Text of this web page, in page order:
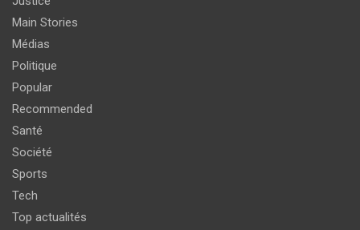
Main Stories
Médias
Politique
Popular
Recommended
Santé
Société
Sports
Tech
Top actualités